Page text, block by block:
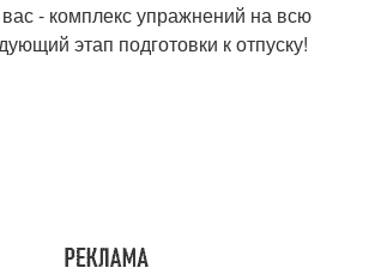
- комплекс упражнений на всю
этап подготовки к отпуску!